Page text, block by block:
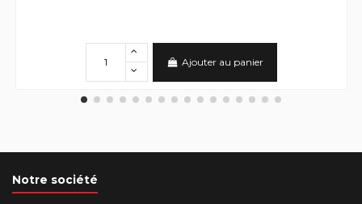
Ajouter au panier
Notre société